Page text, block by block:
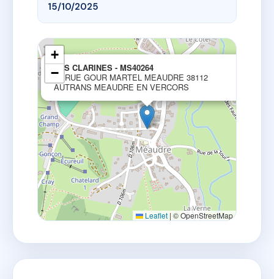
15/10/2025
LES CLARINES - MS40264
53 RUE GOUR MARTEL MEAUDRE 38112
AUTRANS MEAUDRE EN VERCORS
+
−
Leaflet | © OpenStreetMap